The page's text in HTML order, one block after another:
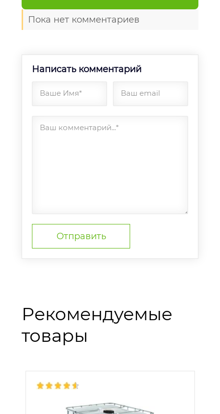
Пока нет комментариев
Написать комментарий
Ваше Имя* Ваш email
Ваш комментарий...*
Рекомендуемые
товары